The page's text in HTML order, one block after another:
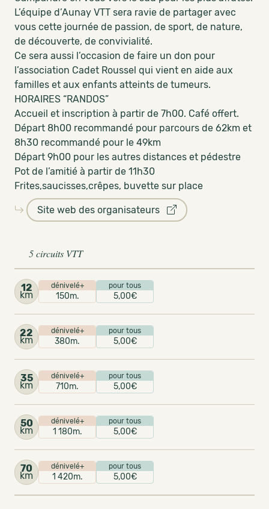
L’équipe d’Aunay VTT sera ravie de partager avec
vous cette journée de passion, de sport, de nature,
de découverte, de convivialité.
Ce sera aussi l’occasion de faire un don pour
l’association Cadet Roussel qui vient en aide aux
familles et aux enfants atteints de tumeurs.
HORAIRES “RANDOS”
Accueil et inscription à partir de 7h00. Café offert.
Départ 8h00 recommandé pour parcours de 62km et
8h30 recommandé pour le 49km
Départ 9h00 pour les autres distances et pédestre
Pot de l’amitié à partir de 11h30
Frites,saucisses,crêpes, buvette sur place
Site web des organisateurs
5 circuits VTT
12
km
dénivelé+
150m.
pour tous
5,00€
22
km
dénivelé+
380m.
pour tous
5,00€
35
km
dénivelé+
710m.
pour tous
5,00€
50
km
dénivelé+
1 180m.
pour tous
5,00€
70
km
dénivelé+
1 420m.
pour tous
5,00€